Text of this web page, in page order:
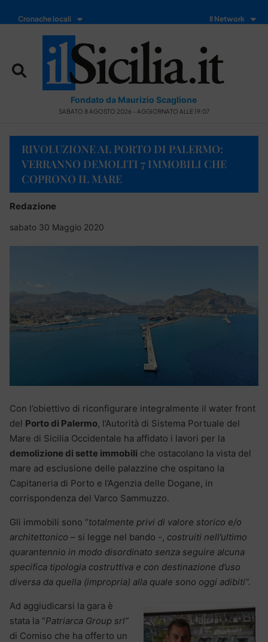
Cronache locali Il Network
Fondato da Maurizio Scaglione
SABATO 8 AGOSTO 2026 - AGGIORNATO ALLE 19:07
RIVOLUZIONE AL PORTO DI PALERMO:
VERRANNO DEMOLITI 7 IMMOBILI CHE
COPRONO IL MARE
Redazione
sabato 30 Maggio 2020
Con l’obiettivo di riconfigurare integralmente il water front
del Porto di Palermo, l’Autorità di Sistema Portuale del
Mare di Sicilia Occidentale ha affidato i lavori per la
demolizione di sette immobili che ostacolano la vista del
mare ad esclusione delle palazzine che ospitano la
Capitaneria di Porto e l’Agenzia delle Dogane, in
corrispondenza del Varco Sammuzzo.
Gli immobili sono “totalmente privi di valore storico e/o
architettonico – si legge nel bando -, costruiti nell’ultimo
quarantennio in modo disordinato senza seguire alcuna
specifica tipologia costruttiva e con destinazione d’uso
diversa da quella (impropria) alla quale sono oggi adibiti”.
Ad aggiudicarsi la gara è
stata la “Patriarca Group srl”
di Comiso che ha offerto un